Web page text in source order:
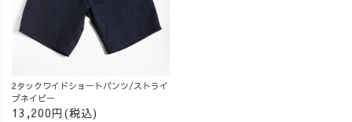
2タックワイドショートパンツ/ストライ
プネイビー
13,200円(税込)